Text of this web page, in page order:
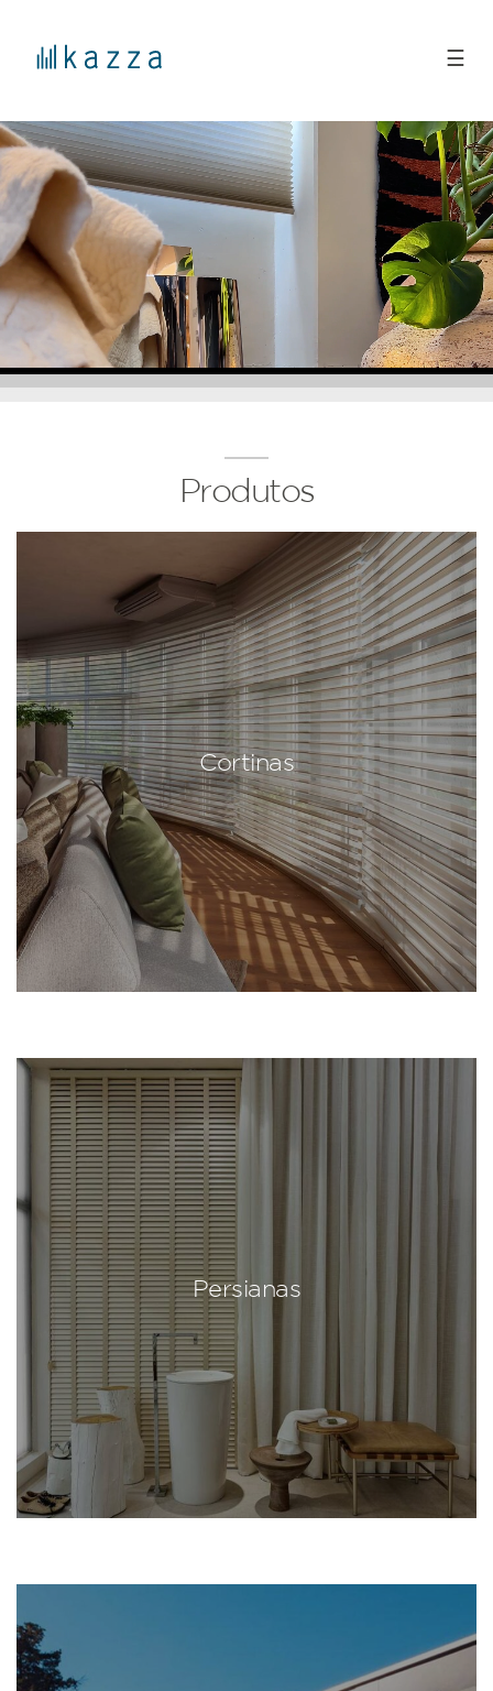
☰
Produtos
Cortinas
Persianas